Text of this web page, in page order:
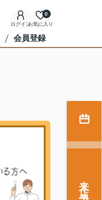
ログインお気に入り
0
会員登録
来店予約